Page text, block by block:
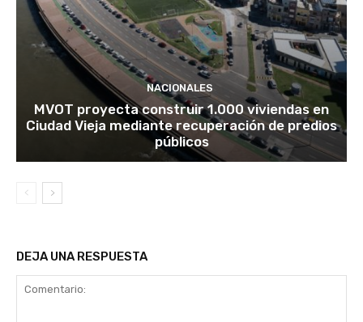
NACIONALES
MVOT proyecta construir 1.000 viviendas en
Ciudad Vieja mediante recuperación de predios
públicos
DEJA UNA RESPUESTA